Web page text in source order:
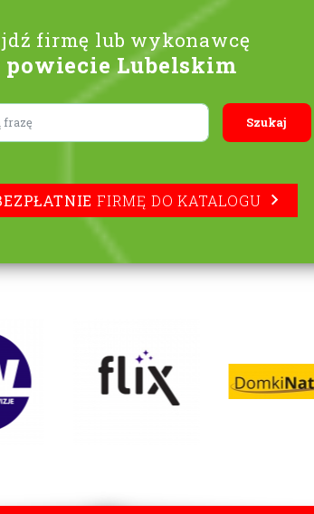
firmę lub wykonawcę
powiecie Lubelskim
FIRMĘ DO KATALOGU